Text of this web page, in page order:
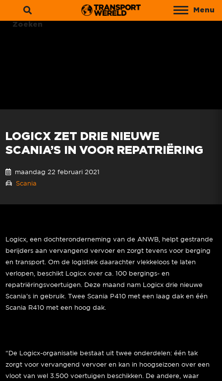
Menu
Zoeken
LOGICX ZET DRIE NIEUWE
SCANIA’S IN VOOR REPATRIËRING
maandag 22 februari 2021
Scania
Logicx, een dochteronderneming van de ANWB, helpt gestrande
berijders aan vervangend vervoer en zorgt tevens voor berging
en transport. Om de logistiek daarachter vlekkeloos te laten
verlopen, beschikt Logicx over ca. 100 bergings- en
repatriëringsvoertuigen. Deze maand nam Logicx drie nieuwe
Scania’s in gebruik. Twee Scania P410 met een laag dak en één
Scania R410 met een hoog dak.
“De Logicx-organisatie bestaat uit twee onderdelen: één tak
zorgt voor vervangend vervoer en kan in hoogseizoen over een
vloot van wel 3.500 voertuigen beschikken. De andere, waar